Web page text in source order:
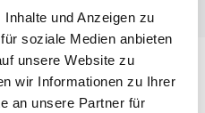
und Anzeigen zu
soziale Medien anbieten
unsere Website zu
wir Informationen zu Ihrer
an unsere Partner für